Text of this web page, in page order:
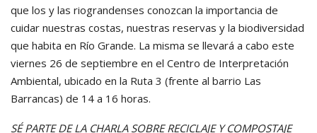
que los y las riograndenses conozcan la importancia de
cuidar nuestras costas, nuestras reservas y la biodiversidad
que habita en Río Grande. La misma se llevará a cabo este
viernes 26 de septiembre en el Centro de Interpretación
Ambiental, ubicado en la Ruta 3 (frente al barrio Las
Barrancas) de 14 a 16 horas.
SÉ PARTE DE LA CHARLA SOBRE RECICLAJE Y COMPOSTAJE